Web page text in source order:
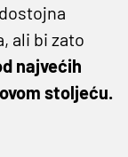
ali bi zato
najvećih
stoljeću.